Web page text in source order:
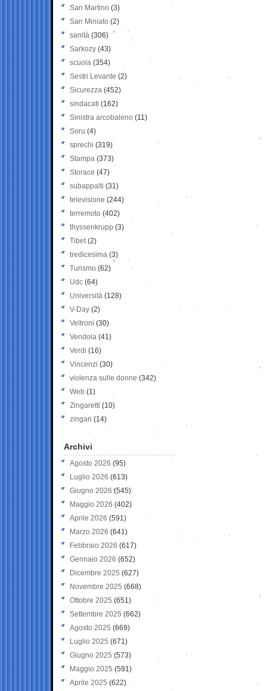
San Martino (3)
San Miniato (2)
sanità (306)
Sarkozy (43)
scuola (354)
Sestri Levante (2)
Sicurezza (452)
sindacati (162)
Sinistra arcobaleno (11)
Soru (4)
sprechi (319)
Stampa (373)
Storace (47)
subappalti (31)
televisione(244)
terremoto (402)
thyssenkrupp (3)
Tibet(2)
tredicesima (3)
Turismo (62)
Udc (64)
Università (128)
V-Day (2)
Veltroni (30)
Vendola (41)
Verdi (16)
Vincenzi (30)
violenza sulle donne (342)
Web (1)
Zingaretti (10)
zingari (14)
Archivi
Agosto 2026 (95)
Luglio 2026 (613)
Giugno 2026 (545)
Maggio 2026 (402)
Aprile 2026 (591)
Marzo 2026 (641)
Febbraio 2026 (617)
Gennaio 2026 (652)
Dicembre 2025 (627)
Novembre 2025 (668)
Ottobre 2025 (651)
Settembre 2025 (662)
Agosto 2025 (669)
Luglio 2025 (671)
Giugno 2025 (573)
Maggio 2025 (591)
Aprile 2025 (622)